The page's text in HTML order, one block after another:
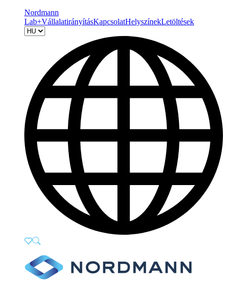
Nordmann
Lab+VállalatirányításKapcsolatHelyszínekLetöltések